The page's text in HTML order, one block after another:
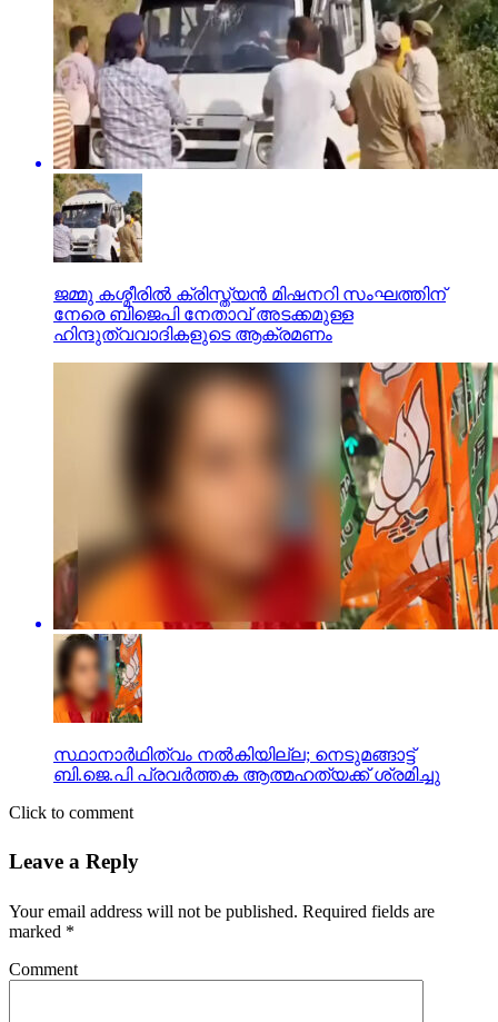
ജമ്മു കശ്മീരില്‍ ക്രിസ്ത്യന്‍ മിഷനറി സംഘത്തിന്
നേരെ ബിജെപി നേതാവ് അടക്കമുള്ള
ഹിന്ദുത്വവാദികളുടെ ആക്രമണം
സ്ഥാനാര്‍ഥിത്വം നല്‍കിയില്ല; നെടുമങ്ങാട്ട്
ബി.ജെ.പി പ്രവര്‍ത്തക ആത്മഹത്യക്ക് ശ്രമിച്ചു
Click to comment
Leave a Reply
Your email address will not be published. Required fields are
marked *
Comment